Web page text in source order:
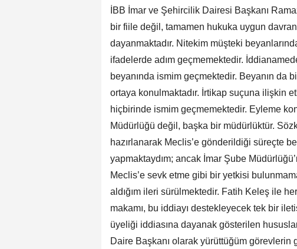
İBB İmar ve Şehircilik Dairesi Başkanı
bir fiile değil, tamamen hukuka uygun
dayanmaktadır. Nitekim müşteki
ifadelerde adım geçmemektedir.
beyanında ismim geçmektedir. Beyanın da
ortaya konulmaktadır. İrtikap suçuna ilişkin
hiçbirinde ismim geçmemektedir. Eyleme
Müdürlüğü değil, başka bir müdürlüktür.
hazırlanarak Meclis’e gönderildiği süreçte
yapmaktaydım; ancak İmar Şube
Meclis’e sevk etme gibi bir yetkisi
aldığım ileri sürülmektedir. Fatih Keleş ile
makamı, bu iddiayı destekleyecek tek bir
üyeliği iddiasına dayanak gösterilen
Daire Başkanı olarak yürüttüğüm